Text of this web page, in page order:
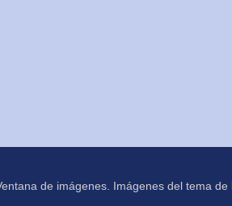
de imágenes. Imágenes del tema de